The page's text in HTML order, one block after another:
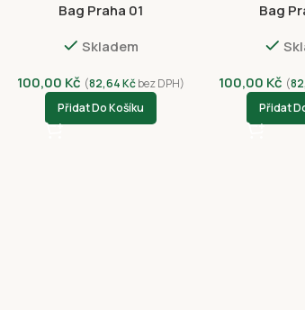
Vyzvednutí v prodejně Fivuza Market Václavské
Platební metody
Dobírkou
Platba kartou online – GP webpay ( Visa,
Google Pay (GPWebPayGpe)
Bag Praha 01
Skladem
100,00 Kč (82,64Kčbez DPH)
Přidat Do Košíku
Bag
100,00 Kč (
Přidat